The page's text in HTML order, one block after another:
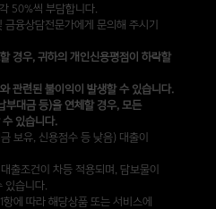
50%씩 부담합니다.
융상담전문가에게 문의해 주시기
경우, 귀하의 개인신용평점이 하락할
관련된 불이익이 발생할 수 있습니다.
부대금 등)을 연체할 경우, 모든
있습니다.
보유, 신용점수 등 낮음) 대출이
출조건이 차등 적용되며, 담보물이
있습니다.
에 따라 해당상품 또는 서비스에